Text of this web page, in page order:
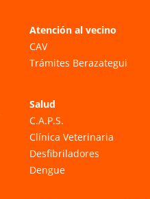
Atención al vecino
CAV
Trámites Berazategui
Salud
C.A.P.S.
Clínica Veterinaria
Desfibriladores
Dengue